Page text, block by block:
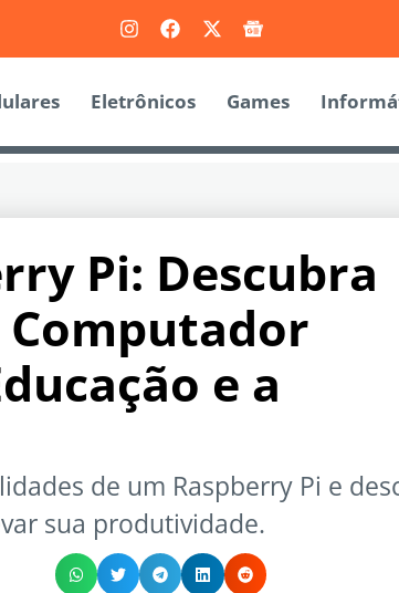
Eletrônicos Games
Pi: Descubra
Computador
e a
de um Raspberry Pi e
sua produtividade.